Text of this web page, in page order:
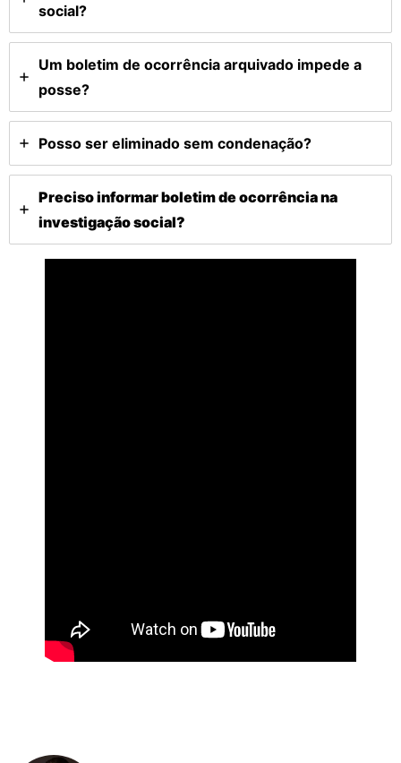
social?
Um boletim de ocorrência arquivado impede a
posse?
Posso ser eliminado sem condenação?
Preciso informar boletim de ocorrência na
investigação social?